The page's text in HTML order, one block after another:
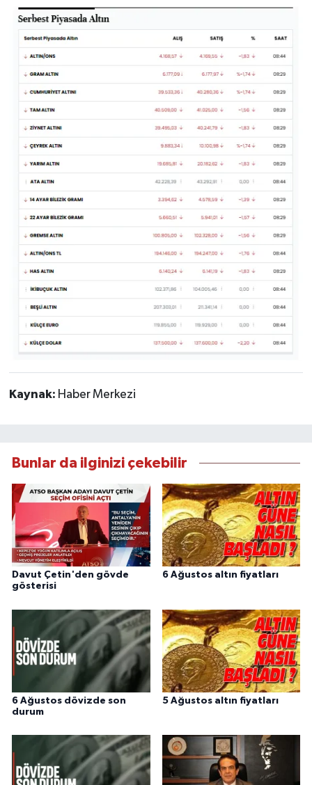
Kaynak: Haber Merkezi
Bunlar da ilginizi çekebilir
Davut Çetin'den gövde
gösterisi
6 Ağustos altın fiyatları
6 Ağustos dövizde son
durum
5 Ağustos altın fiyatları
YAZARLAR
RESMİ İLAN
MAGAZİN